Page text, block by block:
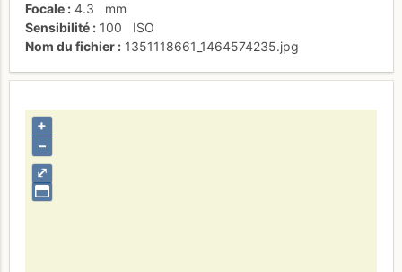
Focale
4.3
mm
Sensibilité
100
ISO
Nom du fichier
1351118661_1464574235.jpg
⤢
+
–